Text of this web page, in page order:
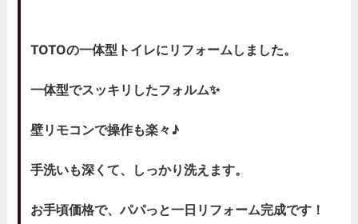
TOTOの一体型トイレにリフォームしました。
一体型でスッキリしたフォルム✨
壁リモコンで操作も楽々♪
手洗いも深くて、しっかり洗えます。
お手頃価格で、パパっと一日リフォーム完成です！